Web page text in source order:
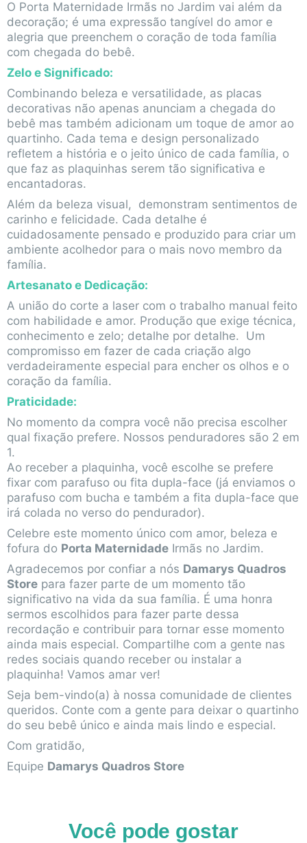
O Porta Maternidade Irmãs no Jardim vai além da
decoração; é uma expressão tangível do amor e
alegria que preenchem o coração de toda família
com chegada do bebê.
Zelo e Significado:
Combinando beleza e versatilidade, as placas
decorativas não apenas anunciam a chegada do
bebê mas também adicionam um toque de amor ao
quartinho. Cada tema e design personalizado
refletem a história e o jeito único de cada família, o
que faz as plaquinhas serem tão significativa e
encantadoras.
Além da beleza visual, demonstram sentimentos de
carinho e felicidade. Cada detalhe é
cuidadosamente pensado e produzido para criar um
ambiente acolhedor para o mais novo membro da
família.
Artesanato e Dedicação:
A união do corte a laser com o trabalho manual feito
com habilidade e amor. Produção que exige técnica,
conhecimento e zelo; detalhe por detalhe. Um
compromisso em fazer de cada criação algo
verdadeiramente especial para encher os olhos e o
coração da família.
Praticidade:
No momento da compra você não precisa escolher
qual fixação prefere. Nossos penduradores são 2 em
1.
Ao receber a plaquinha, você escolhe se prefere
fixar com parafuso ou fita dupla-face (já enviamos o
parafuso com bucha e também a fita dupla-face que
irá colada no verso do pendurador).
Celebre este momento único com amor, beleza e
fofura do Porta Maternidade Irmãs no Jardim.
Agradecemos por confiar a nós Damarys Quadros
Store para fazer parte de um momento tão
significativo na vida da sua família. É uma honra
sermos escolhidos para fazer parte dessa
recordação e contribuir para tornar esse momento
ainda mais especial. Compartilhe com a gente nas
redes sociais quando receber ou instalar a
plaquinha! Vamos amar ver!
Seja bem-vindo(a) à nossa comunidade de clientes
queridos. Conte com a gente para deixar o quartinho
do seu bebê único e ainda mais lindo e especial.
Com gratidão,
Equipe Damarys Quadros Store
Você pode gostar